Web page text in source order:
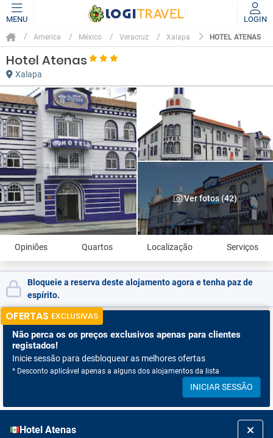
MENU LOGIN
America México Veracruz Xalapa HOTEL ATENAS
Hotel Atenas
Xalapa
Ver fotos (42)
Opiniões Quartos Localização Serviços
Bloqueie a reserva deste alojamento agora e tenha paz de
espírito.
OFERTAS EXCLUSIVAS
Não perca os os preços exclusivos apenas para clientes
registados!
Inicie sessão para desbloquear as melhores ofertas
* Desconto aplicável apenas a alguns dos alojamentos da lista
INICIAR SESSÃO
Hotel Atenas